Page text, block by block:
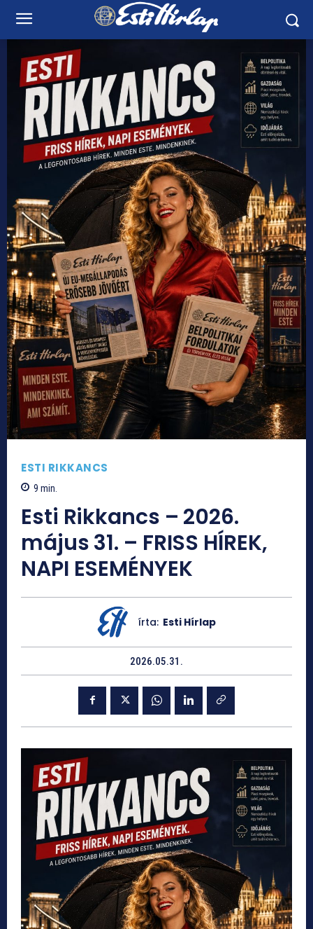
ESTI RIKKANCS
9 min.
Esti Rikkancs – 2026.
május 31. – FRISS HÍREK,
NAPI ESEMÉNYEK
írta: Esti Hírlap
2026.05.31.